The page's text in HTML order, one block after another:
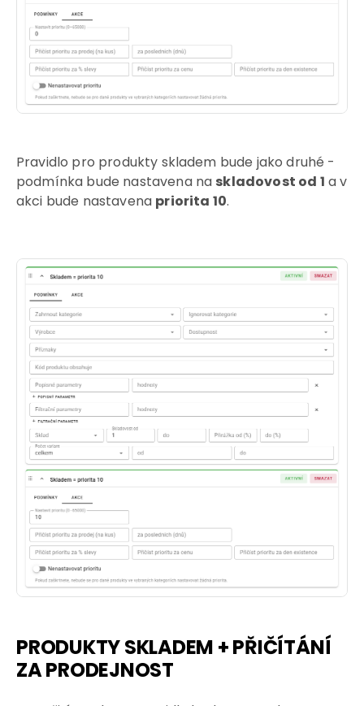
Pravidlo pro produkty skladem bude jako druhé -
podmínka bude nastavena na skladovost od 1 a v
akci bude nastavena priorita 10.
PRODUKTY SKLADEM + PŘIČÍTÁNÍ
ZA PRODEJNOST